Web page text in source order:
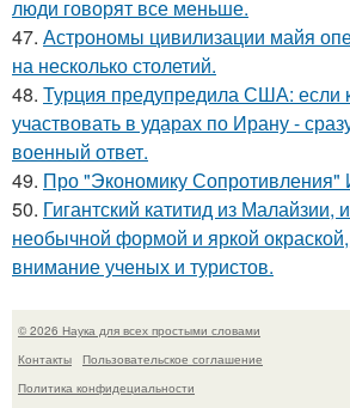
люди говорят все меньше.
47. Астрономы цивилизации майя
на несколько столетий.
48. Турция предупредила США: если
участвовать в ударах по Ирану -
военный ответ.
49. Про "Экономику Сопротивления"
50. Гигантский катитид из Малайзии,
необычной формой и яркой
внимание ученых и туристов.
© 2026 Наука для всех простыми словами
Контакты
Пользовательское соглашение
Политика конфидециальности